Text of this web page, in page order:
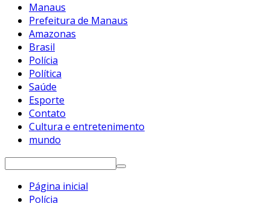
Manaus
Prefeitura de Manaus
Amazonas
Brasil
Polícia
Política
Saúde
Esporte
Contato
Cultura e entretenimento
mundo
Pesquisar
Página inicial
Polícia